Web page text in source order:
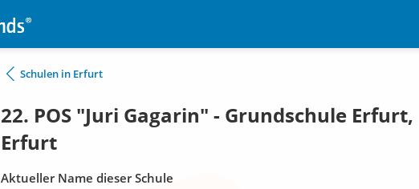
Schulen in Erfurt
22. POS "Juri Gagarin" - Grundschule Erfurt,
Erfurt
Aktueller Name dieser Schule